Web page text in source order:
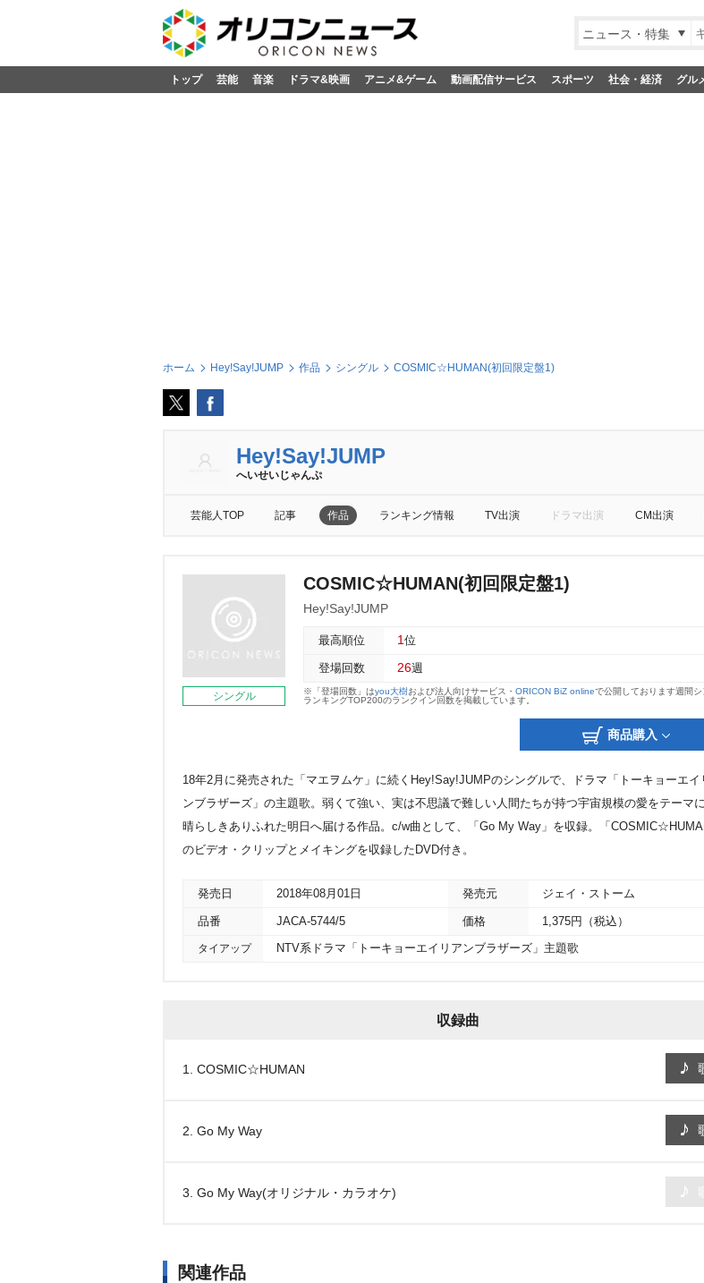
ニュース・特集
トップ 芸能 音楽 ドラマ&映画 アニメ&ゲーム 動画配信サービス スポーツ 社会・経済 グル
ホーム Hey!Say!JUMP 作品 シングル COSMIC☆HUMAN(初回限定盤1)
Hey!Say!JUMP
へいせいじゃんぷ
芸能人TOP 記事 作品 ランキング情報 TV出演 ドラマ出演 CM出演
シングル
COSMIC☆HUMAN(初回限定盤1)
Hey!Say!JUMP
最高順位 1 位
登場回数 26週
※「登場回数」はyou大樹および法人向けサービス・ ORICON BiZ onlineで公開しております週間シ
ランキングTOP200のランクイン回数を掲載しています。
商品購入
18年2月に発売された「マエヲムケ」に続くHey!Say!JUMPのシングルで、ドラマ「トーキョーエイ
ンブラザーズ」の主題歌。弱くて強い、実は不思議で難しい人間たちが持つ宇宙規模の愛をテーマ
晴らしきありふれた明日へ届ける作品。c/w曲として、「Go My Way」を収録。「
のビデオ・クリップとメイキングを収録したDVD付き。
発売日 2018年08月01日 発売元 ジェイ・ストーム
品番 JACA-5744/5 価格 1,375円（税込）
タイアップ NTV系ドラマ「トーキョーエイリアンブラザーズ」主題歌
収録曲
1. COSMIC☆HUMAN
2. Go My Way
3. Go My Way(オリジナル・カラオケ)
関連作品